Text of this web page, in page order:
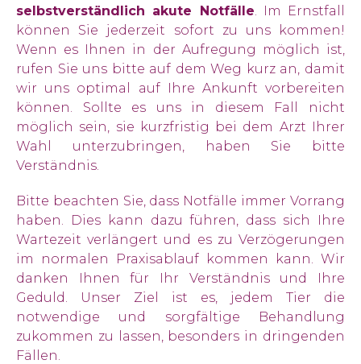
selbstverständlich akute Notfälle. Im Ernstfall
können Sie jederzeit sofort zu uns kommen!
Wenn es Ihnen in der Aufregung möglich ist,
rufen Sie uns bitte auf dem Weg kurz an, damit
wir uns optimal auf Ihre Ankunft vorbereiten
können. Sollte es uns in diesem Fall nicht
möglich sein, sie kurzfristig bei dem Arzt Ihrer
Wahl unterzubringen, haben Sie bitte
Verständnis.
Bitte beachten Sie, dass Notfälle immer Vorrang
haben. Dies kann dazu führen, dass sich Ihre
Wartezeit verlängert und es zu Verzögerungen
im normalen Praxisablauf kommen kann. Wir
danken Ihnen für Ihr Verständnis und Ihre
Geduld. Unser Ziel ist es, jedem Tier die
notwendige und sorgfältige Behandlung
zukommen zu lassen, besonders in dringenden
Fällen.